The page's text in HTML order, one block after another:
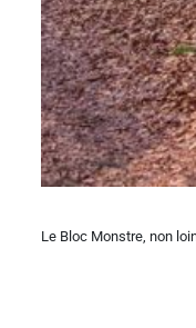
Le Bloc Monstre, non